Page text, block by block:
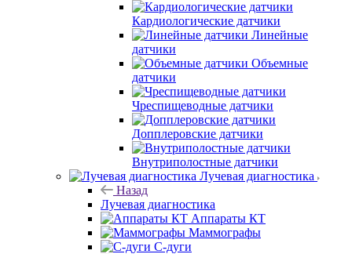
Кардиологические датчики
Линейные
датчики
Объемные
датчики
Чреспищеводные датчики
Допплеровские датчики
Внутриполостные датчики
Лучевая диагностика
Назад
Лучевая диагностика
Аппараты КТ
Маммографы
С-дуги